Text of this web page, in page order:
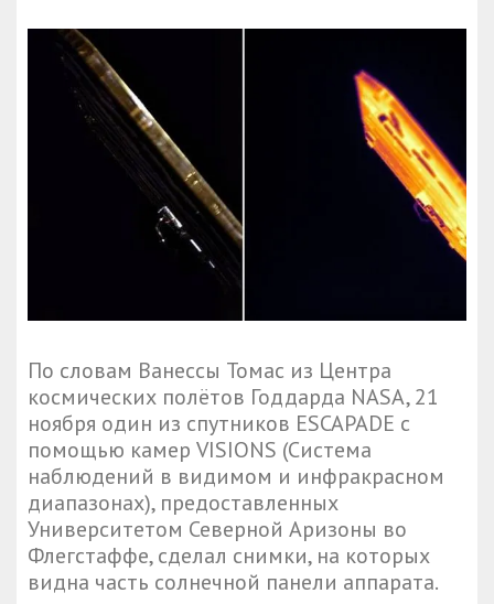
По словам Ванессы Томас из Центра
космических полётов Годдарда NASA, 21
ноября один из спутников ESCAPADE с
помощью камер VISIONS (Система
наблюдений в видимом и инфракрасном
диапазонах), предоставленных
Университетом Северной Аризоны во
Флегстаффе, сделал снимки, на которых
видна часть солнечной панели аппарата.